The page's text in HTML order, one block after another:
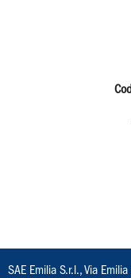
SAE Emilia S.r.l., Via